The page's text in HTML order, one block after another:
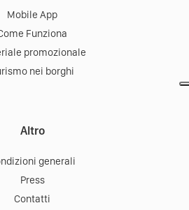
Mobile App
Funziona
promozionale
nei borghi
Altro
generali
Press
Contatti